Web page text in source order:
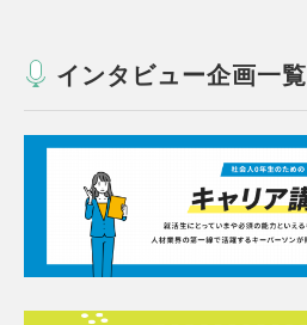
インタビュー企画一覧